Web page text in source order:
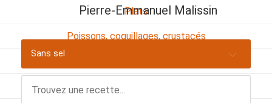
Plats
Poissons, coquillages, crustacés
Sans gluten
Pierre-Emmanuel Malissin
Sans sel